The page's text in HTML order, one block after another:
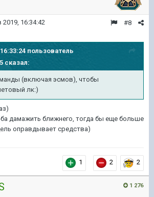
#8
2019, 16:34:42
пользователь
сказал:
(включая эсмов), чтобы
лк:)
дамажить ближнего, тогда бы еще больше
оправдывает средства)
1 2 2
1 276